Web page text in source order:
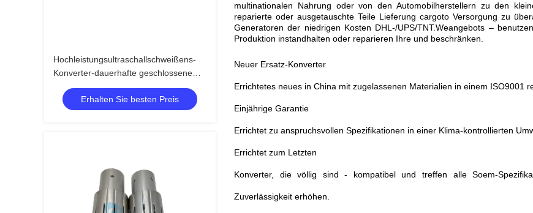
Hochleistungsultraschallschweißens-
Konverter-dauerhafte geschlossene
Struktur
Erhalten Sie besten Preis
multinationalen Nahrung oder von den Automobilherstellern zu den
reparierte oder ausgetauschte Teile Lieferung cargoto Versorgung zu
Generatoren der niedrigen Kosten DHL-/UPS/TNT.Weangebots –
Produktion instandhalten oder reparieren Ihre und beschränken.
Neuer Ersatz-Konverter
Errichtetes neues in China mit zugelassenen Materialien in einem ISO9001
Einjährige Garantie
Errichtet zu anspruchsvollen Spezifikationen in einer Klima-kontrollierten
Errichtet zum Letzten
Konverter, die völlig sind - kompatibel und treffen alle Soem-
Zuverlässigkeit erhöhen.